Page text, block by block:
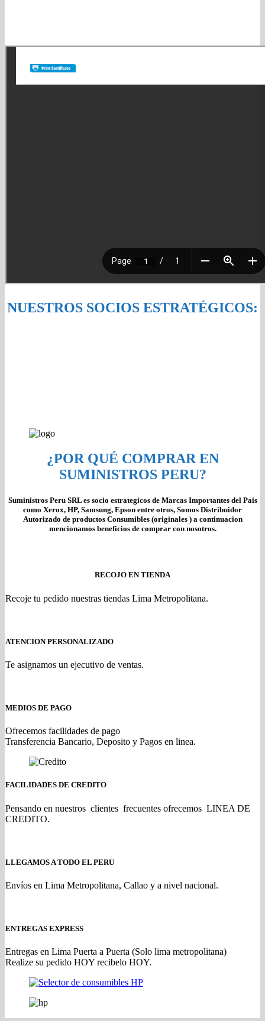
NUESTROS SOCIOS ESTRATÉGICOS:
¿POR QUÉ COMPRAR EN
SUMINISTROS PERU?
Suministros Peru SRL es socio estrategicos de Marcas Importantes del Pais
como Xerox, HP, Samsung, Epson entre otros, Somos Distribuidor
Autorizado de productos Consumibles (originales ) a continuacion
mencionamos beneficios de comprar con nosotros.
RECOJO EN TIENDA
Recoje tu pedido nuestras tiendas Lima Metropolitana.
ATENCION PERSONALIZADO
Te asignamos un ejecutivo de ventas.
MEDIOS DE PAGO
Ofrecemos facilidades de pago
Transferencia Bancario, Deposito y Pagos en linea.
FACILIDADES DE CREDITO
Pensando en nuestros clientes frecuentes ofrecemos LINEA DE
CREDITO.
LLEGAMOS A TODO EL PERU
Envíos en Lima Metropolitana, Callao y a nivel nacional.
ENTREGAS EXPRESS
Entregas en Lima Puerta a Puerta (Solo lima metropolitana)
Realize su pedido HOY recibelo HOY.